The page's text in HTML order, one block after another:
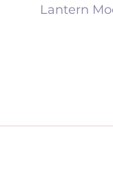
Lantern